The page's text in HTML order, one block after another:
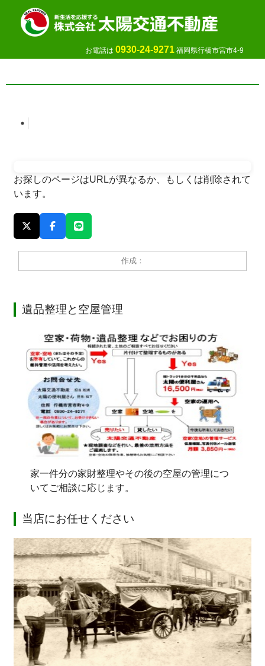
お電話は 0930-24-9271 福岡県行橋市宮市4-9
お探しのページはURLが異なるか、もしくは削除されて
います。
作成：
遺品整理と空屋管理
家一件分の家財整理やその後の空屋の管理につ
いてご相談に応じます。
当店にお任せください